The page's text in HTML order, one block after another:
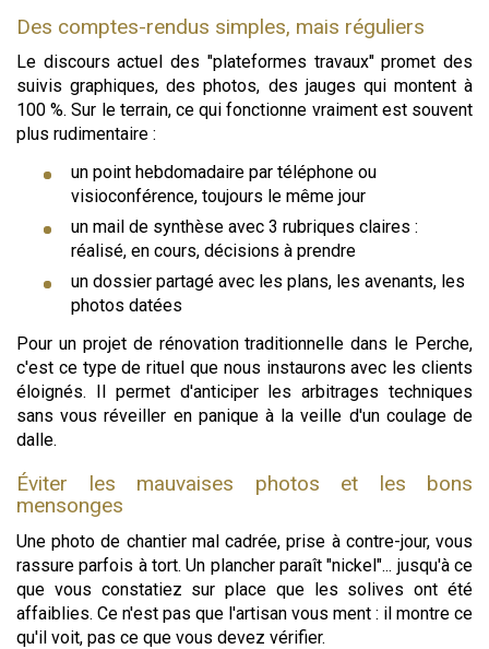
Des comptes-rendus simples, mais réguliers
Le discours actuel des "plateformes travaux" promet des
suivis graphiques, des photos, des jauges qui montent à
100 %. Sur le terrain, ce qui fonctionne vraiment est souvent
plus rudimentaire :
un point hebdomadaire par téléphone ou
visioconférence, toujours le même jour
un mail de synthèse avec 3 rubriques claires :
réalisé, en cours, décisions à prendre
un dossier partagé avec les plans, les avenants, les
photos datées
Pour un projet de rénovation traditionnelle dans le Perche,
c'est ce type de rituel que nous instaurons avec les clients
éloignés. Il permet d'anticiper les arbitrages techniques
sans vous réveiller en panique à la veille d'un coulage de
dalle.
Éviter les mauvaises photos et les bons
mensonges
Une photo de chantier mal cadrée, prise à contre-jour, vous
rassure parfois à tort. Un plancher paraît "nickel"... jusqu'à ce
que vous constatiez sur place que les solives ont été
affaiblies. Ce n'est pas que l'artisan vous ment : il montre ce
qu'il voit, pas ce que vous devez vérifier.